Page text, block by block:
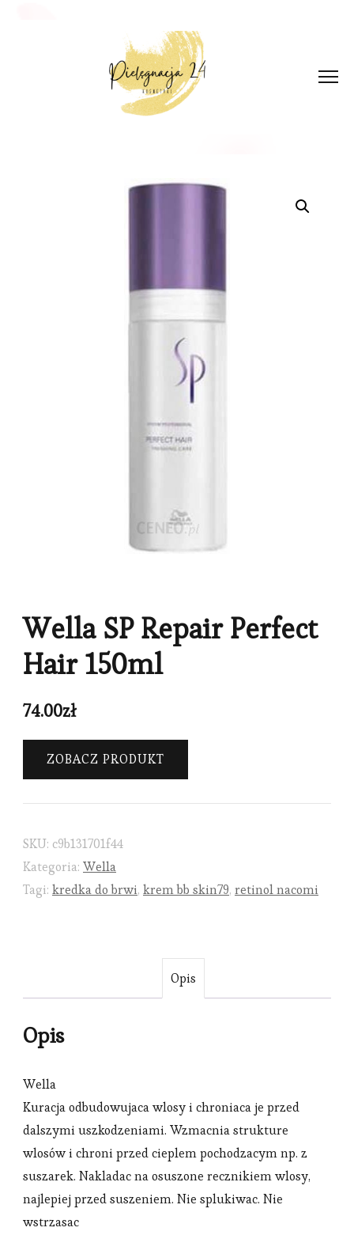
Wella SP Repair Perfect
Hair 150ml
74.00zł
ZOBACZ PRODUKT
SKU: c9b131701f44
Kategoria: Wella
Tagi: kredka do brwi, krem bb skin79, retinol nacomi
Opis
Opis
Wella
Kuracja odbudowujaca wlosy i chroniaca je przed
dalszymi uszkodzeniami. Wzmacnia strukture
wlosów i chroni przed cieplem pochodzacym np. z
suszarek. Nakladac na osuszone recznikiem wlosy,
najlepiej przed suszeniem. Nie splukiwac. Nie
wstrzasac